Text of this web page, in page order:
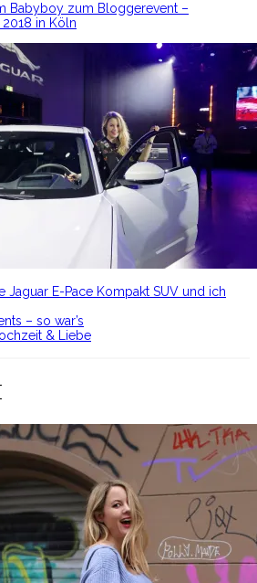
Babyboy zum Bloggerevent –
in Köln
Jaguar E-Pace Kompakt SUV und ich
– so war’s
& Liebe